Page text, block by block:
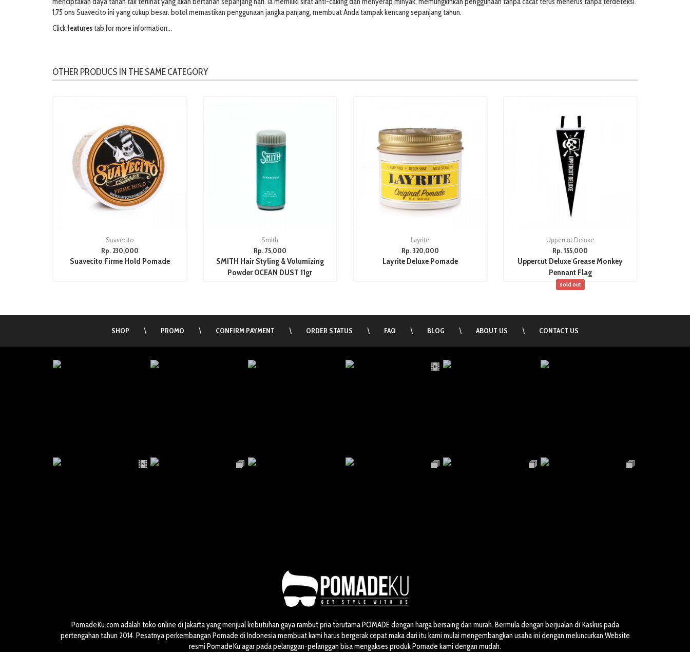
1,75 ons Suavecito ini yang cukup besar. botol memastikan penggunaan jangka panjang, membuat Anda tampak kencang sepanjang tahun.
Clickfeaturestab for more information...
OTHER PRODUCS IN THE SAME CATEGORY
Suavecito
Rp. 230,000
Suavecito Firme Hold Pomade
Smith
Rp. 75,000
SMITH Hair Styling & Volumizing
Powder OCEAN DUST 11gr
Layrite
Rp. 320,000
Layrite Deluxe Pomade
Uppercut Deluxe
Rp. 155,000
Uppercut Deluxe Grease Monkey
Pennant Flag
sold out
SHOP \ PROMO \ CONFIRM PAYMENT \ ORDER STATUS \ FAQ \ BLOG \ ABOUT US \ CONTACT US
PomadeKu.com adalah toko online di Jakarta yang menjual kebutuhan gaya rambut pria terutama POMADE dengan harga bersaing dan murah. Bermula dengan berjualan di Kaskus pada
pertengahan tahun 2014. Pesatnya perkembangan Pomade di Indonesia membuat kami harus bergerak cepat maka dari itu kami mulai mengembangkan usaha ini dengan meluncurkan Website
resmi PomadeKu agar pada pelanggan-pelanggan bisa mengakses produk Pomade kami dengan mudah.